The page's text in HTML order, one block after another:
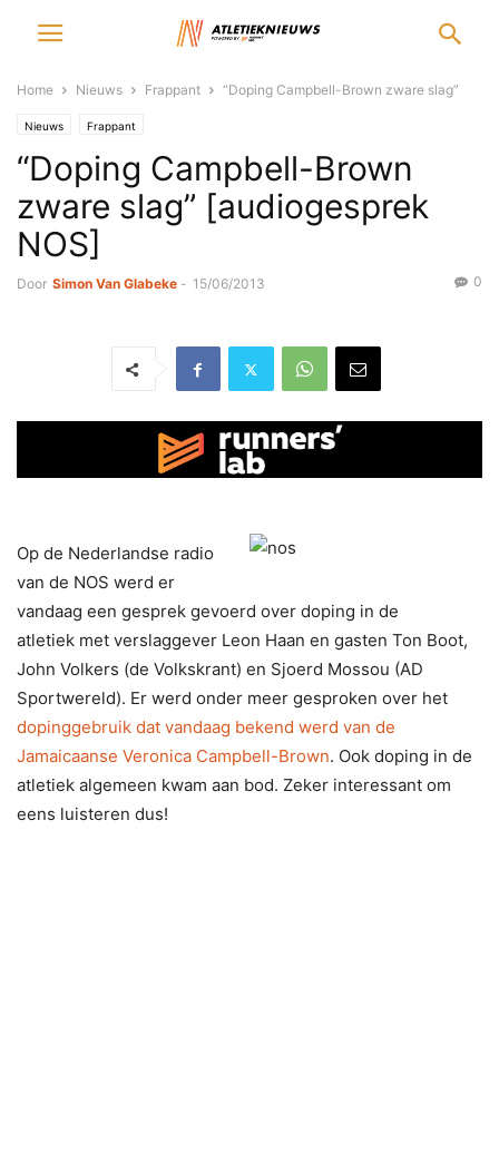
Home Nieuws Frappant “Doping Campbell-Brown zware slag”
Nieuws Frappant
“Doping Campbell-Brown
zware slag” [audiogesprek
NOS]
Door Simon Van Glabeke - 15/06/2013 0
Op de Nederlandse radio
van de NOS werd er
vandaag een gesprek gevoerd over doping in de
atletiek met verslaggever Leon Haan en gasten Ton Boot,
John Volkers (de Volkskrant) en Sjoerd Mossou (AD
Sportwereld). Er werd onder meer gesproken over het
dopinggebruik dat vandaag bekend werd van de
Jamaicaanse Veronica Campbell-Brown. Ook doping in de
atletiek algemeen kwam aan bod. Zeker interessant om
eens luisteren dus!